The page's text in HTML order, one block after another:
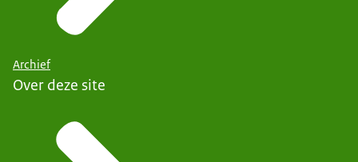
Archief
Over deze site